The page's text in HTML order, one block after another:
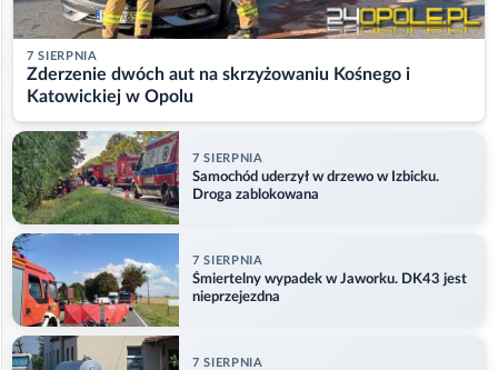
7 SIERPNIA
Zderzenie dwóch aut na skrzyżowaniu Kośnego i
Katowickiej w Opolu
7 SIERPNIA
Samochód uderzył w drzewo w Izbicku.
Droga zablokowana
7 SIERPNIA
Śmiertelny wypadek w Jaworku. DK43 jest
nieprzejezdna
7 SIERPNIA